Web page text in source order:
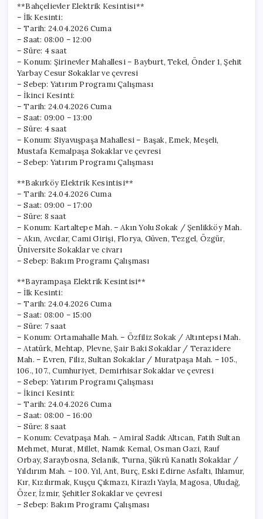
**Bahçelievler Elektrik Kesintisi**
– İlk Kesinti:
– Tarih: 24.04.2026 Cuma
– Saat: 08:00 – 12:00
– Süre: 4 saat
– Konum: Şirinevler Mahallesi – Bayburt, Tekel, Önder 1, Şehit
Yarbay Cesur Sokaklar ve çevresi
– Sebep: Yatırım Programı Çalışması
– İkinci Kesinti:
– Tarih: 24.04.2026 Cuma
– Saat: 09:00 – 13:00
– Süre: 4 saat
– Konum: Siyavuşpaşa Mahallesi – Başak, Emek, Meşeli,
Mustafa Kemalpaşa Sokaklar ve çevresi
– Sebep: Yatırım Programı Çalışması
**Bakırköy Elektrik Kesintisi**
– Tarih: 24.04.2026 Cuma
– Saat: 09:00 – 17:00
– Süre: 8 saat
– Konum: Kartaltepe Mah. – Akın Yolu Sokak / Şenlikköy Mah.
– Akın, Avcılar, Cami Girişi, Florya, Güven, Tezgel, Özgür,
Üniversite Sokaklar ve civarı
– Sebep: Bakım Programı Çalışması
**Bayrampaşa Elektrik Kesintisi**
– İlk Kesinti:
– Tarih: 24.04.2026 Cuma
– Saat: 08:00 – 15:00
– Süre: 7 saat
– Konum: Ortamahalle Mah. – Özfiliz Sokak / Altıntepsi Mah.
– Atatürk, Mehtap, Plevne, Şair Baki Sokaklar / Terazidere
Mah. – Evren, Filiz, Sultan Sokaklar / Muratpaşa Mah. – 105.,
106., 107., Cumhuriyet, Demirhisar Sokaklar ve çevresi
– Sebep: Yatırım Programı Çalışması
– İkinci Kesinti:
– Tarih: 24.04.2026 Cuma
– Saat: 08:00 – 16:00
– Süre: 8 saat
– Konum: Cevatpaşa Mah. – Amiral Sadık Altıcan, Fatih Sultan
Mehmet, Murat, Millet, Namık Kemal, Osman Gazi, Rauf
Orbay, Saraybosna, Selanik, Turna, Şükrü Kanatlı Sokaklar /
Yıldırım Mah. – 100. Yıl, Ant, Burç, Eski Edirne Asfaltı, Ihlamur,
Kır, Kızılırmak, Kuşçu Çıkmazı, Kirazlı Yayla, Magosa, Uludağ,
Özer, İzmir, Şehitler Sokaklar ve çevresi
– Sebep: Bakım Programı Çalışması